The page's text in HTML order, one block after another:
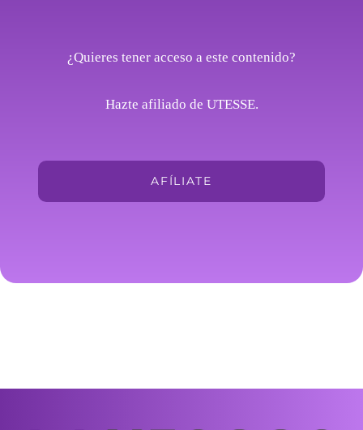
¿Quieres tener acceso a este contenido?
Hazte afiliado de UTESSE.
AFÍLIATE